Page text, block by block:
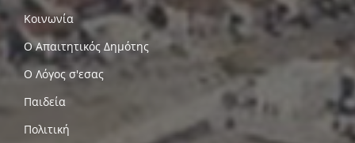
Κοινωνία
Ο Απαιτητικός Δημότης
Ο Λόγος σ'εσας
Παιδεία
Πολιτική